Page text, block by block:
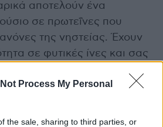
Process My Personal
the sale, sharing to third parties, or
αποτελούν ένα
σε πρωτεΐνες που
της νηστείας. Έχουν
σε φυτικές ίνες και σας
σνακ πρωτεΐνης με